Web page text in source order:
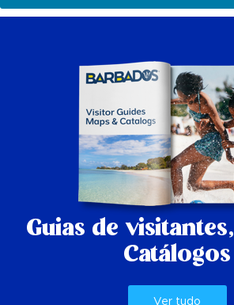
Guias de visitantes,
Catálogos
Ver tudo